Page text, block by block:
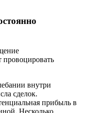
внутри
сделок.
прибыль в
Несколько